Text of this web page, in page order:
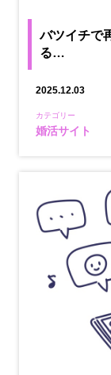
バツイチで
る…
2025.12.03
カテゴリー
婚活サイト